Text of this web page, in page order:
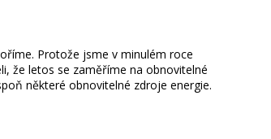
Protože jsme v minulém roce
že letos se zaměříme na obnovitelné
některé obnovitelné zdroje energie.